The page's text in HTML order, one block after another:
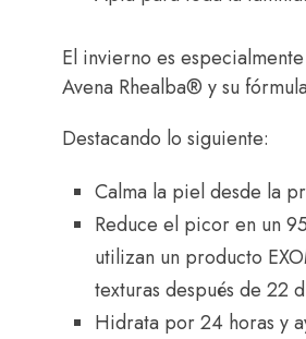
El invierno es
Avena Rhealba® y su
Destacando lo siguiente:
Calma la piel desde la
Reduce el picor en un
utilizan un producto
texturas después de 22
Hidrata por 24 horas y